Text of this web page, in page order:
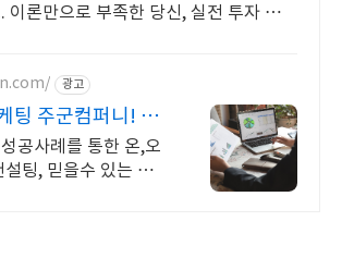
이론만으로 부족한 당신, 실전 투자 전략
광고
팅 주군컴퍼니! 광
히!
공사례를 통한 온,오
설팅, 믿을수 있는 공